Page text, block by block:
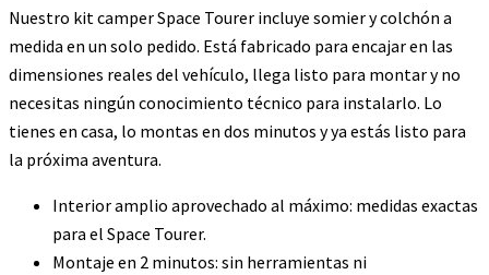
Nuestro kit camper Space Tourer incluye somier y colchón a
medida en un solo pedido. Está fabricado para encajar en las
dimensiones reales del vehículo, llega listo para montar y no
necesitas ningún conocimiento técnico para instalarlo. Lo
tienes en casa, lo montas en dos minutos y ya estás listo para
la próxima aventura.
Interior amplio aprovechado al máximo: medidas exactas
para el Space Tourer.
Montaje en 2 minutos: sin herramientas ni